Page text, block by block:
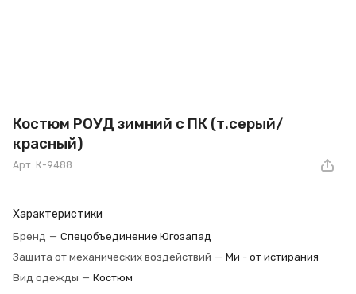
Костюм РОУД зимний с ПК (т.серый/
красный)
Арт. К-9488
Характеристики
Бренд — Спецобъединение Югозапад
Защита от механических воздействий — Ми - от истирания
Вид одежды — Костюм